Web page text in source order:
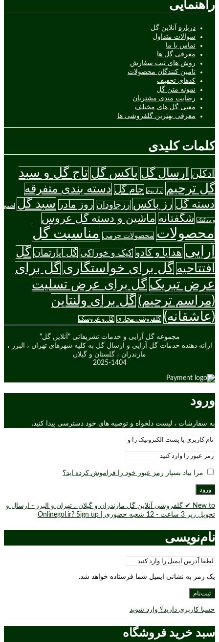
راهنمایی
درباره آنلاین گل
سوالات متداول
تماس با ما
معرفی گل ها
روش های ثبت سفارش
تامین کنندگان محصولات
کدهای تخفیف
نمونه متن گل
رضایت مندی مشتریان
معنی گل های مختلف
معرفی بهترین گلفروشی ها
کلمات کلیدی
ادکلن ارسال گل باکس گل تاج گل و سبد
گل ترحیم
تراریوم جام گل دسته بندی متفرقه
دسته گل رز باکس رزجاودان روز مادر سبد گل شمع
و بادکنک شگفتانه ماشین و دسته گل عروس
محصولات محصولات چرمی مناسبت گل
آرایی هدایا و کادو کیک و خوراکی گل آپارتمان گل
افتتاحیه گل برای خواستگاری گل برای
عرض تبریک گل برای عرض تسلیت
(مراسم ترحیم) گل برای ولنتاین
(عاشقانه)
گلفروشی مجازی گل و عروسک
مجموعه گل آرایی و خدمات تشریفاتی "آنلاین گل"
ارائه دهنده خدمات گل آرایی و ارسال گل به کلیه شهرهای تهران ، البرز ،
مازندران ، گلستان و گیلان
2025-1404
ورود
به سفارشات ، لیست دلخواه و توصیه های خود دسترسی پیدا کنید.
مرا بیاد بسپار رمز عبور خود را فراموش کرده اید؟
ورود
New to ✔ گلفروشی آنلاین گل مازندران و گیلان ، تهران و البرز - ارسال و
تحویل زیر 3 ساعت - 12 شعبه حضوری | Onlinegol.ir? Sign up
نام‌نویسی
یک رمز به نشانی ایمیل شما فرستاده خواهد شد.
ثبت‌نام
حسبا کاربری دارید؟ وارد شوید
سبد خرید فروشگاه